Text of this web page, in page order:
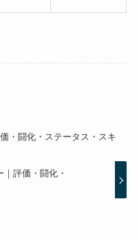
・闘化・ステータス・スキ
｜評価・闘化・